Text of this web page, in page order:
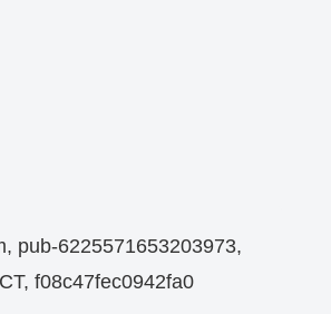
pub-6225571653203973,
f08c47fec0942fa0